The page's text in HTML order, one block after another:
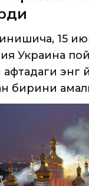
15
Украина
энг
бирини